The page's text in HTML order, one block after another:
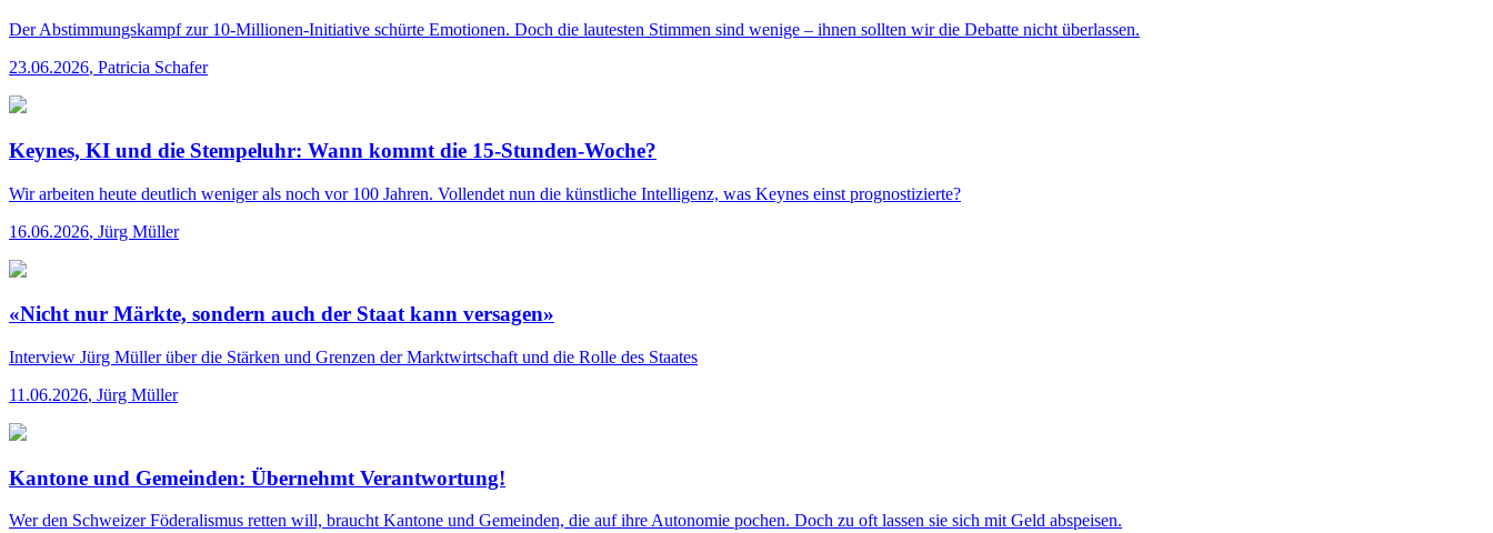
Der Abstimmungskampf zur 10-Millionen-Initiative schürte Emotionen. Doch die lautesten Stimmen sind wenige – ihnen sollten wir die Debatte nicht überlassen.
23.06.2026, Patricia Schafer
Keynes, KI und die Stempeluhr: Wann kommt die 15-Stunden-Woche?
Wir arbeiten heute deutlich weniger als noch vor 100 Jahren. Vollendet nun die künstliche Intelligenz, was Keynes einst prognostizierte?
16.06.2026, Jürg Müller
«Nicht nur Märkte, sondern auch der Staat kann versagen»
Interview Jürg Müller über die Stärken und Grenzen der Marktwirtschaft und die Rolle des Staates
11.06.2026, Jürg Müller
Kantone und Gemeinden: Übernehmt Verantwortung!
Wer den Schweizer Föderalismus retten will, braucht Kantone und Gemeinden, die auf ihre Autonomie pochen. Doch zu oft lassen sie sich mit Geld abspeisen.